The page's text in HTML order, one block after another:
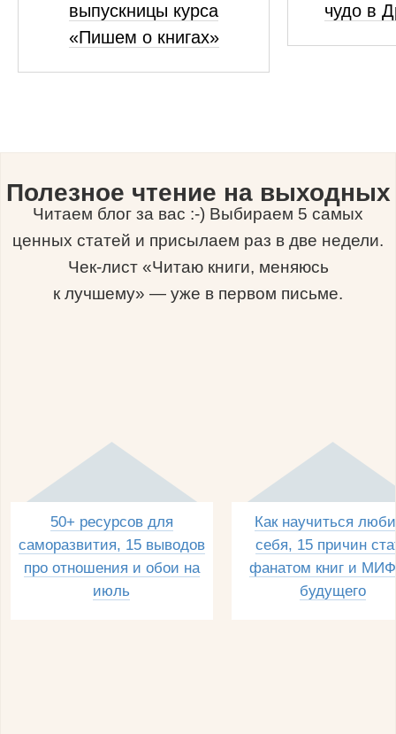
выпускницы курса
«Пишем о книгах»
чудо в
Полезное чтение на выходных
Читаем блог за вас :-) Выбираем 5 самых
ценных статей и присылаем раз в две недели.
Чек-лист «Читаю книги, меняюсь
к лучшему» — уже в первом письме.
50+ ресурсов для
саморазвития, 15 выводов
про отношения и обои на
июль
Как научиться
себя, 15 причин
фанатом книг и
будущего